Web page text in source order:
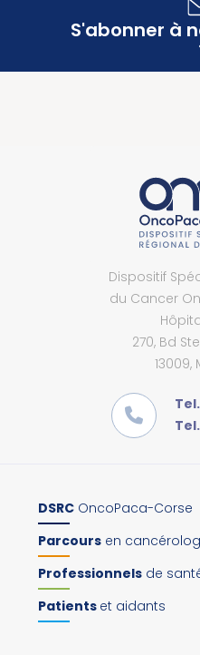
S'abonner à
Dispositif
du Cancer
270, Bd
13009,
DSRC OncoPaca-Corse
Parcours en
Professionnels de
Patients et aidants